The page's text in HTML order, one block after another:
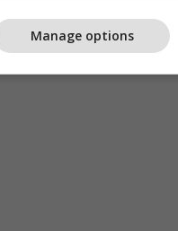
Manage options